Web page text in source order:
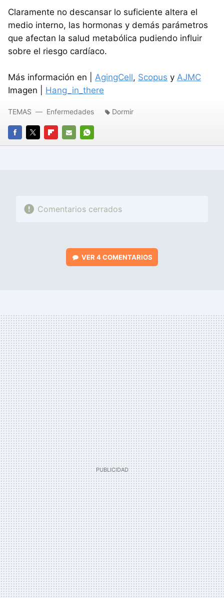
Claramente no descansar lo suficiente altera el
medio interno, las hormonas y demás parámetros
que afectan la salud metabólica pudiendo influir
sobre el riesgo cardíaco.
Más información en | AgingCell, Scopus y AJMC
Imagen | Hang_in_there
FACEBOOK
TWITTERFLIPBOARD
E-
WHATSAPP
TEMAS Enfermedades Dormir
Comentarios cerrados
VER 4 COMENTARIOS